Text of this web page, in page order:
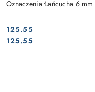
Oznaczenia Łańcucha 6
Cena:
125.55
Cena:
125.55